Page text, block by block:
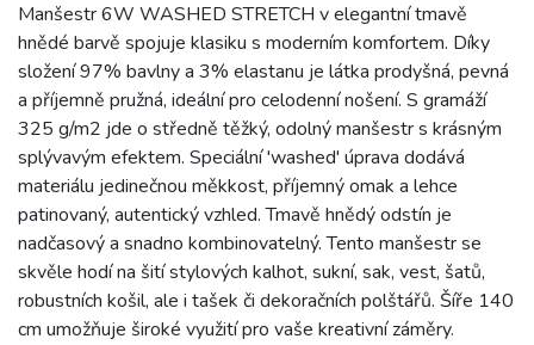
Manšestr 6W WASHED STRETCH v elegantní tmavě
hnědé barvě spojuje klasiku s moderním komfortem. Díky
složení 97% bavlny a 3% elastanu je látka prodyšná, pevná
a příjemně pružná, ideální pro celodenní nošení. S gramáží
325 g/m2 jde o středně těžký, odolný manšestr s krásným
splývavým efektem. Speciální 'washed' úprava dodává
materiálu jedinečnou měkkost, příjemný omak a lehce
patinovaný, autentický vzhled. Tmavě hnědý odstín je
nadčasový a snadno kombinovatelný. Tento manšestr se
skvěle hodí na šití stylových kalhot, sukní, sak, vest, šatů,
robustních košil, ale i tašek či dekoračních polštářů. Šíře 140
cm umožňuje široké využití pro vaše kreativní záměry.